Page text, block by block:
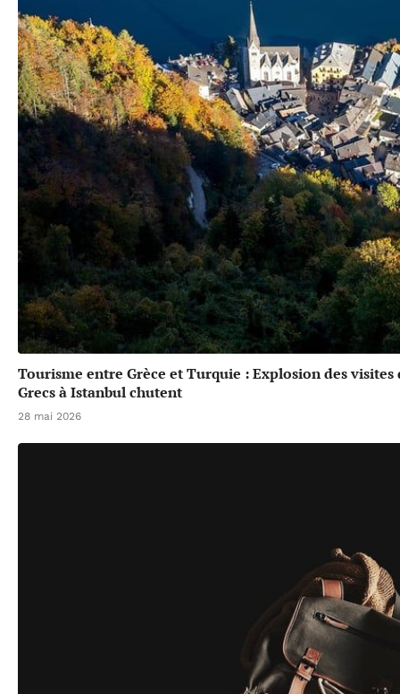
Tourisme entre Grèce et Turquie : Explosion des
Grecs à Istanbul chutent
28 mai 2026